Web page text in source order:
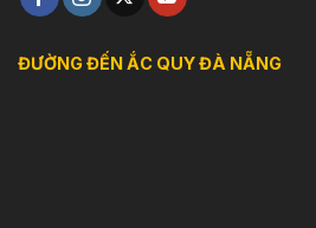
ĐƯỜNG ĐẾN ẮC QUY ĐÀ NẴNG